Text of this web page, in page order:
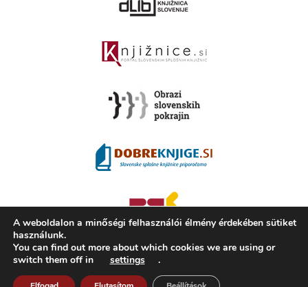
2008 - 2026 ©KAMRA, Production: TrueCAD d.o.o.
A weboldalon a minőségi felhasználói élmény érdekében sütiket
használunk.
You can find out more about which cookies we are using or
switch them off in
settings .